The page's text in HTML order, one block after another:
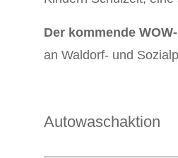
Der kommende
an Waldorf- und
Autowaschaktion